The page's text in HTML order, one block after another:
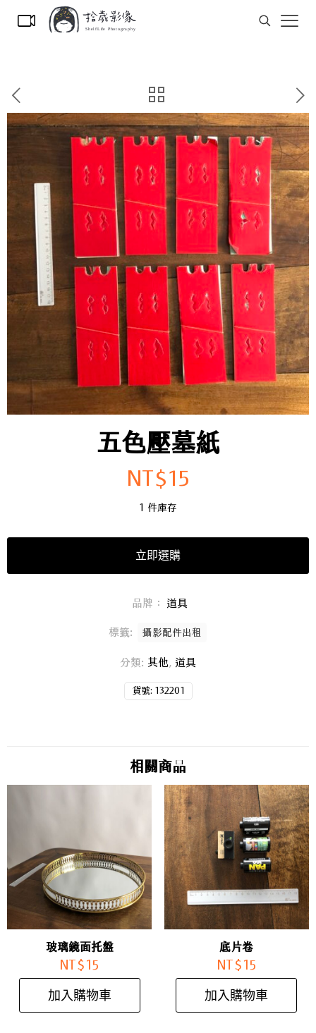
五色壓墓紙
NT$15
1 件庫存
立即選購
貨號: 132201
分類: 其他 , 道具
標籤: 攝影配件出租
品牌： 道具
相關商品
玻璃鏡面托盤
NT$ 15
加入購物車
底片卷
NT$ 15
加入購物車